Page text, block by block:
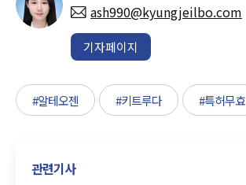
ash990@kyungjeilbo.com
기자페이지
#알테오젠 #키트루다 #특허무효
관련기사